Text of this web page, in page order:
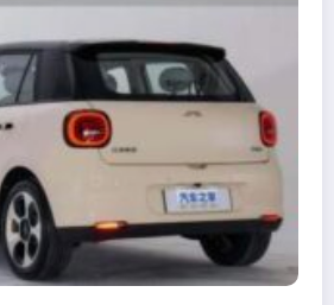
TURISMO POLÍTCA
ESPORTES
PETS
ENTRETENIMENTO
WordPressTema 2026 | Powered By SpiceThemes